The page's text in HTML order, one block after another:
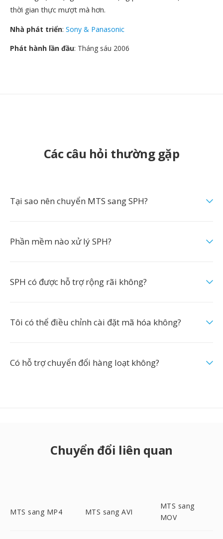
thời gian thực mượt mà hơn.
Nhà phát triển: Sony & Panasonic
Phát hành lần đầu: Tháng sáu 2006
Các câu hỏi thường gặp
Tại sao nên chuyển MTS sang SPH?
Phần mềm nào xử lý SPH?
SPH có được hỗ trợ rộng rãi không?
Tôi có thể điều chỉnh cài đặt mã hóa không?
Có hỗ trợ chuyển đổi hàng loạt không?
Chuyển đổi liên quan
MTS sang MP4 MTS sang AVI
MTS sang
MOV